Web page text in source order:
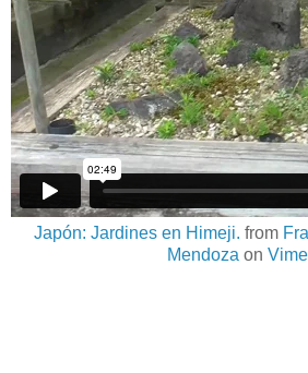
Japón: Jardines en Himeji. from
Mendoza on